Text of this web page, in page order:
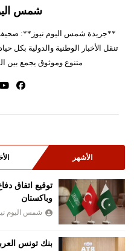
شمس اليوم
**جريدة شمس اليوم نيوز**: صحيفة
تنقل الأخبار الوطنية والدولية بكل
متنوع وموثوق يجمع بين
الأشهر
توقيع اتفاق
وباكستان
شمس اليوم نيوز